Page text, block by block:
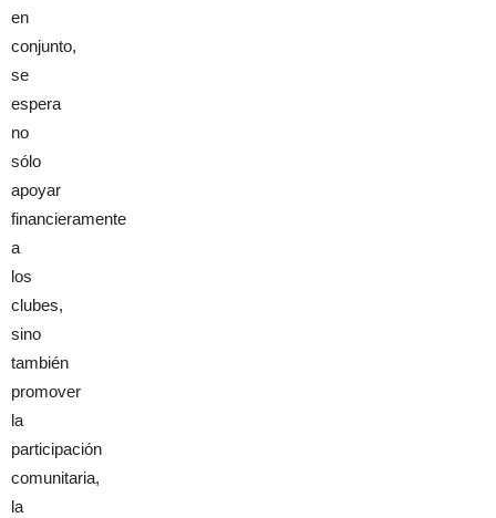
en
conjunto,
se
espera
no
sólo
apoyar
financieramente
a
los
clubes,
sino
también
promover
la
participación
comunitaria,
la